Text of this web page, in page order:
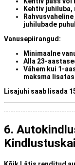
Kehtiv
juhilubade
Vanusepiirangud:
Minimaalne
Alla 23-
Vähem kui 1-
maksma
Lisajuhi saab lisada
6.